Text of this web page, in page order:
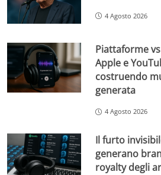
4 Agosto 2026
Piattaforme
Apple e
costruendo
generata
4 Agosto 2026
Il furto
generano
royalty degli